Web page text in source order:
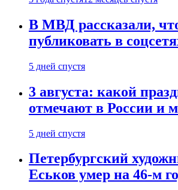
В МВД рассказали,
публиковать в
5 дней спустя
3 августа: какой
отмечают в России и
5 дней спустя
Петербургский
Еськов умер на 46-м